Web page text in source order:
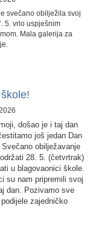
svečano obilježila svoj
5. vrlo uspješnim
Mala galerija za
došao je i taj dan
još jedan Dan
obilježavanje
28. 5. (četvrtrak)
u blagovaonici škole.
su nam pripremili svoj
dan. Pozivamo sve
zajedničko